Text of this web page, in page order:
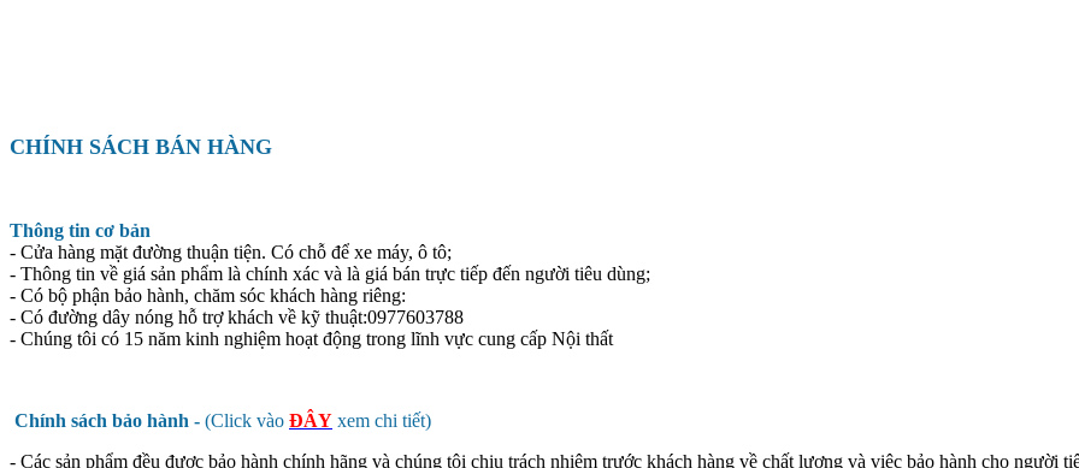
CHÍNH SÁCH BÁN HÀNG
Thông tin cơ bản
- Cửa hàng mặt đường thuận tiện. Có chỗ để xe máy, ô tô;
- Thông tin về giá sản phẩm là chính xác và là giá bán trực tiếp đến người tiêu dùng;
- Có bộ phận bảo hành, chăm sóc khách hàng riêng:
- Có đường dây nóng hỗ trợ khách về kỹ thuật:0977603788
- Chúng tôi có 15 năm kinh nghiệm hoạt động trong lĩnh vực cung cấp Nội thất
Chính sách bảo hành - (Click vào ĐÂY xem chi tiết)
- Các sản phẩm đều được bảo hành chính hãng và chúng tôi chịu trách nhiệm trước khách hàng về chất lượng và việc bảo hành cho người